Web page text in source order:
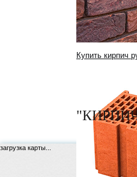
Купить кирпич
загрузка карты...